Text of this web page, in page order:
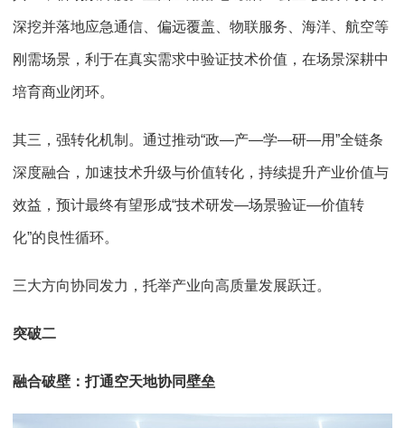
深挖并落地应急通信、偏远覆盖、物联服务、海洋、航空等
刚需场景，利于在真实需求中验证技术价值，在场景深耕中
培育商业闭环。
其三，强转化机制。通过推动“政—产—学—研—用”全链条
深度融合，加速技术升级与价值转化，持续提升产业价值与
效益，预计最终有望形成“技术研发—场景验证—价值转
化”的良性循环。
三大方向协同发力，托举产业向高质量发展跃迁。
突破二
融合破壁：打通空天地协同壁垒